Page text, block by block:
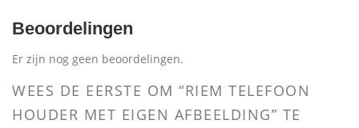
Beoordelingen
Er zijn nog geen beoordelingen.
WEES DE EERSTE OM “RIEM TELEFOON
HOUDER MET EIGEN AFBEELDING” TE